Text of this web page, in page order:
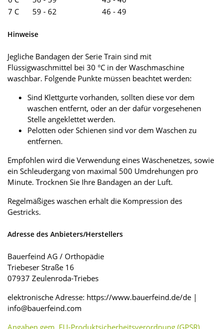
7 C
59 - 62 46 - 49
Hinweise
Jegliche Bandagen der Serie Train sind mit
Flüssigwaschmittel bei 30 °C in der Waschmaschine
waschbar. Folgende Punkte müssen beachtet werden:
Sind Klettgurte vorhanden, sollten diese vor dem
waschen entfernt, oder an der dafür vorgesehenen
Stelle angeklettet werden.
Pelotten oder Schienen sind vor dem Waschen zu
entfernen.
Empfohlen wird die Verwendung eines Wäschenetzes, sowie
ein Schleudergang von maximal 500 Umdrehungen pro
Minute. Trocknen Sie Ihre Bandagen an der Luft.
Regelmäßiges waschen erhält die Kompression des
Gestricks.
Adresse des Anbieters/Herstellers
Bauerfeind AG / Orthopädie
Triebeser Straße 16
07937 Zeulenroda-Triebes
elektronische Adresse: https://www.bauerfeind.de/de |
info@bauerfeind.com